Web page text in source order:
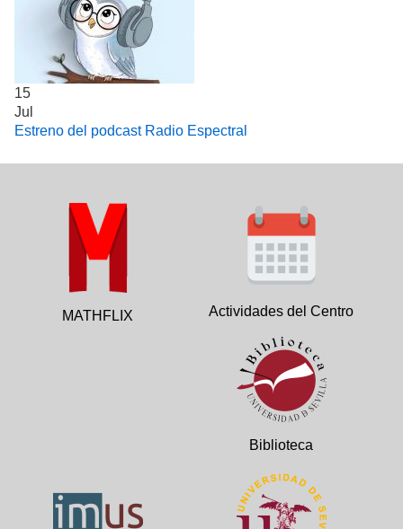
15
Jul
Estreno del podcast Radio Espectral
MATHFLIX Actividades del Centro
Biblioteca